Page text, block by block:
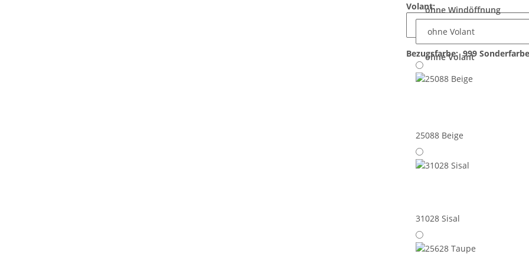
ohne Windöffnung
Volant:
ohne Volant
Bezugsfarbe:999 Sonderfarbe
25088 Beige
31028 Sisal